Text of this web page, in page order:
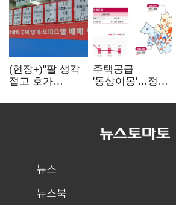
(현장+)"팔 생각
접고 호가
똘똘한 한 채'
주택공급
'동상이몽'…정부
없으면 '공수표'
뉴스
뉴스북